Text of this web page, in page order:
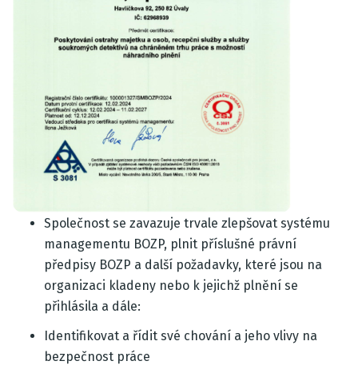
Společnost se zavazuje trvale zlepšovat systému
managementu BOZP, plnit příslušné právní
předpisy BOZP a další požadavky, které jsou na
organizaci kladeny nebo k jejichž plnění se
přihlásila a dále:
Identifikovat a řídit své chování a jeho vlivy na
bezpečnost práce